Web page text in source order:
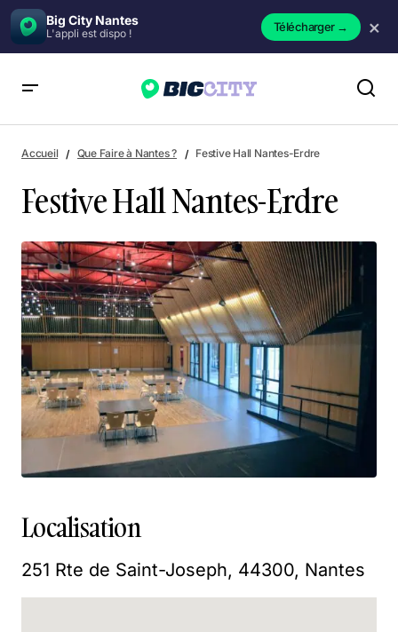
Big City Nantes
L'appli est dispo ! Télécharger→ ×
Accueil Que Faire à Nantes ? Festive Hall Nantes-Erdre
Festive Hall Nantes-Erdre
Localisation
251 Rte de Saint-Joseph, 44300, Nantes